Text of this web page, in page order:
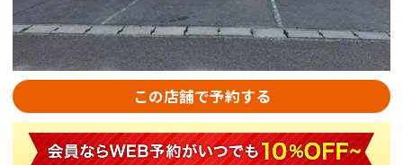
この店舗で予約する